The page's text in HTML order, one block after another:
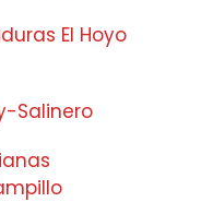
El Hoyo
Salinero